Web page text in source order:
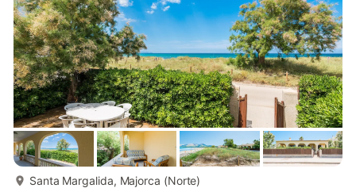
à propriedade. O terraço coberto está equipado com mobiliário
de ja...
Santa Margalida, Majorca (Norte)